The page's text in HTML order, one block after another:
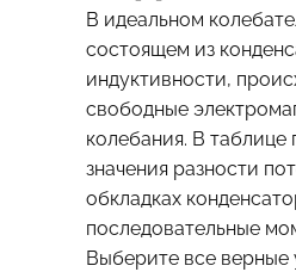
В идеальном
состоящем из
индуктивности,
свободные
колебания. В таблице
значения разности
обкладках
последовательные
Выберите все верные